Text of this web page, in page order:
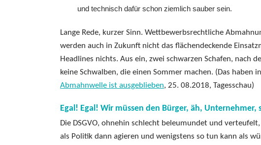
und technisch dafür schon ziemlich sauber sein.
Lange Rede, kurzer Sinn. Wettbewerbsrechtliche
werden auch in Zukunft nicht das flächendeckende
Headlines nichts. Aus ein, zwei schwarzen Schafen, nach
keine Schwalben, die einen Sommer machen. (Das haben
Abmahnwelle ist ausgeblieben, 25. 08.2018, Tagesschau)
Egal! Egal! Wir müssen den Bürger, äh, Unternehmer,
Die DSGVO, ohnehin schlecht beleumundet und
als Politik dann agieren und wenigstens so tun kann als